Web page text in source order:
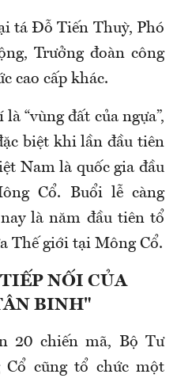
tá Đỗ Tiến Thuỳ, Phó
Trưởng đoàn công
cao cấp khác.
“vùng đất của ngựa”,
biệt khi lần đầu tiên
Nam là quốc gia đầu
Cổ. Buổi lễ càng
là năm đầu tiên tổ
Thế giới tại Mông Cổ.
NỐI CỦA
BINH"
20 chiến mã, Bộ Tư
cũng tổ chức một